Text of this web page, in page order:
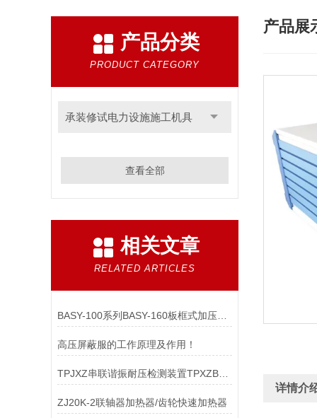
产品分类
PRODUCT CATEGORY
承装修试电力设施施工机具
查看全部
相关文章
RELATED ARTICLES
BASY-100系列BASY-160板框式加压滤油机
高压屏蔽服的工作原理及作用！
TPJXZ串联谐振耐压检测装置TPXZB系列变频谐振升压装置
ZJ20K-2联轴器加热器/齿轮快速加热器
产品展
详情介